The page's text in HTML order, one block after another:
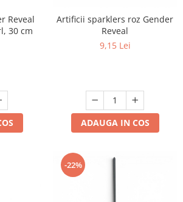
Reveal
30 cm
Artificii sparklers roz Gender
Reveal
9,15 Lei
ADAUGA IN COS
-22%